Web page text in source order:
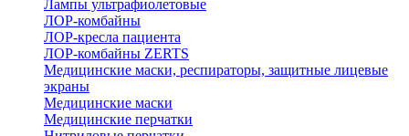
Лампы ультрафиолетовые
ЛОР-комбайны
ЛОР-кресла пациента
ЛОР-комбайны ZERTS
Медицинские маски, респираторы, защитные лицевые
экраны
Медицинские маски
Медицинские перчатки